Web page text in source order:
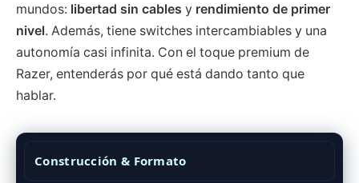
mundos: libertad sin cables y rendimiento de primer
nivel. Además, tiene switches intercambiables y una
autonomía casi infinita. Con el toque premium de
Razer, entenderás por qué está dando tanto que
hablar.
Construcción & Formato